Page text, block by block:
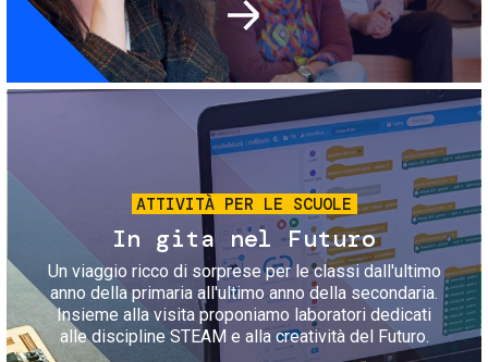
Immagine
ATTIVITÀ PER LE SCUOLE
In gita nel Futuro
Un viaggio ricco di sorprese per le classi dall'ultimo
anno della primaria all'ultimo anno della secondaria.
Insieme alla visita proponiamo laboratori dedicati
alle discipline STEAM e alla creatività del Futuro.